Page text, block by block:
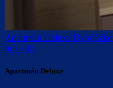
Apartmán Deluxe
prístelky
Apartmán Deluxe